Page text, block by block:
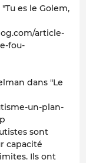
es le Golem,
article-
fou-
dans "Le
un-plan-
sont
capacité
Ils ont